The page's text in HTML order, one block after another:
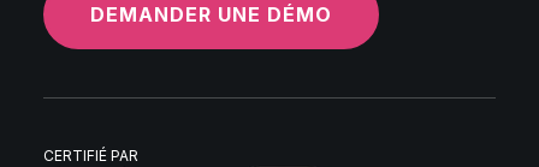
DEMANDER UNE DÉMO
CERTIFIÉ PAR